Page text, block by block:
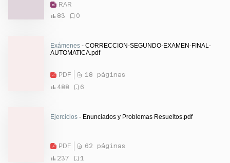
RAR
83
0
Exámenes - CORRECCION-SEGUNDO-EXAMEN-FINAL-
AUTOMATICA.pdf
PDF
18 páginas
488
6
Ejercicios - Enunciados y Problemas Resueltos.pdf
PDF
62 páginas
237
1